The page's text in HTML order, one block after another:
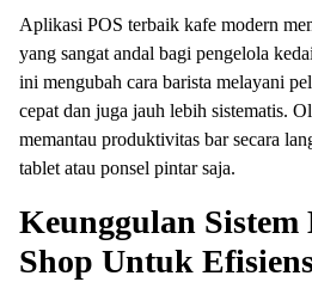
Aplikasi POS terbaik kafe modern
yang sangat andal bagi pengelola
ini mengubah cara barista melayani
cepat dan juga jauh lebih sistematis.
memantau produktivitas bar secara
tablet atau ponsel pintar saja.
Keunggulan Sistem
Shop Untuk